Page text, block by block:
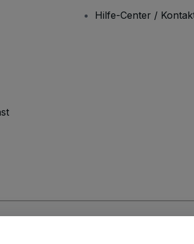
Hilfe-Center /